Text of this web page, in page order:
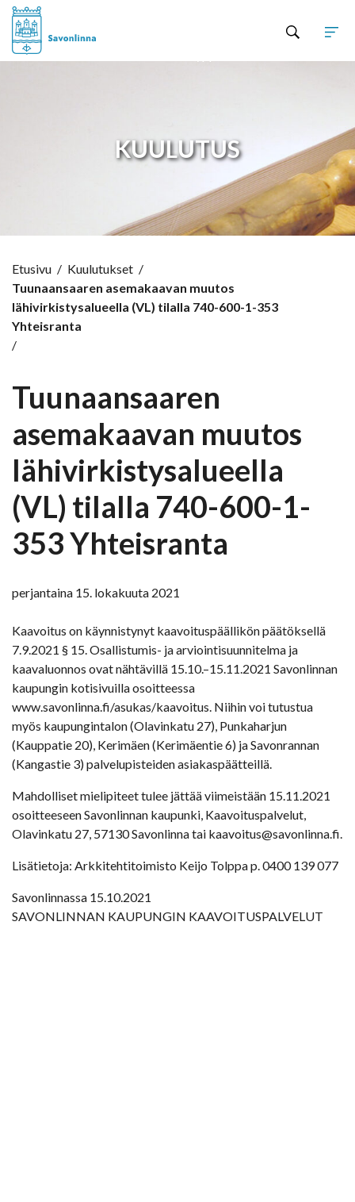
KUULUTUS
Etusivu / Kuulutukset /
Tuunaansaaren asemakaavan muutos
lähivirkistysalueella (VL) tilalla 740-600-1-353
Yhteisranta
/
Tuunaansaaren
asemakaavan muutos
lähivirkistysalueella
(VL) tilalla 740-600-1-
353 Yhteisranta
perjantaina 15. lokakuuta 2021
Kaavoitus on käynnistynyt kaavoituspäällikön päätöksellä
7.9.2021 § 15. Osallistumis- ja arviointisuunnitelma ja
kaavaluonnos ovat nähtävillä 15.10.–15.11.2021 Savonlinnan
kaupungin kotisivuilla osoitteessa
www.savonlinna.fi/asukas/kaavoitus. Niihin voi tutustua
myös kaupungintalon (Olavinkatu 27), Punkaharjun
(Kauppatie 20), Kerimäen (Kerimäentie 6) ja Savonrannan
(Kangastie 3) palvelupisteiden asiakaspäätteillä.
Mahdolliset mielipiteet tulee jättää viimeistään 15.11.2021
osoitteeseen Savonlinnan kaupunki, Kaavoituspalvelut,
Olavinkatu 27, 57130 Savonlinna tai kaavoitus@savonlinna.fi.
Lisätietoja: Arkkitehtitoimisto Keijo Tolppa p. 0400 139 077
Savonlinnassa 15.10.2021
SAVONLINNAN KAUPUNGIN KAAVOITUSPALVELUT